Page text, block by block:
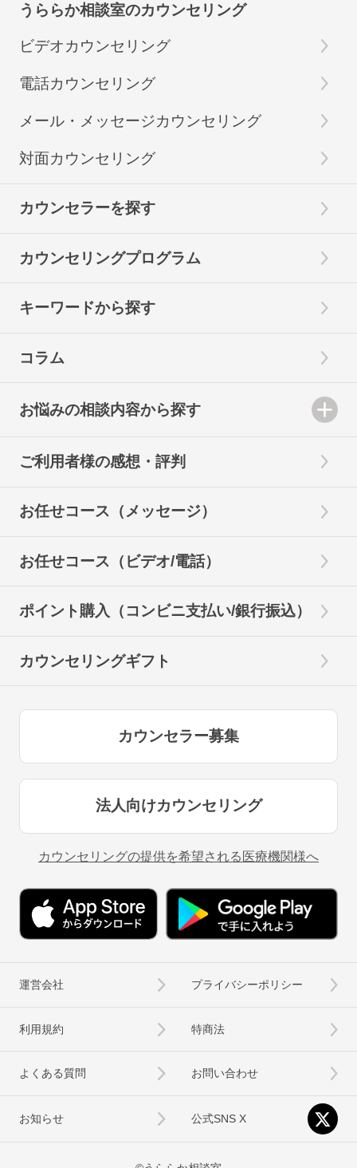
うららか相談室のカウンセリング
ビデオカウンセリング
電話カウンセリング
メール・メッセージカウンセリング
対面カウンセリング
カウンセラーを探す
カウンセリングプログラム
キーワードから探す
コラム
お悩みの相談内容から探す
ご利用者様の感想・評判
お任せコース（メッセージ）
お任せコース（ビデオ/電話）
ポイント購入（コンビニ支払い/銀行振込）
カウンセリングギフト
カウンセラー募集
法人向けカウンセリング
カウンセリングの提供を希望される医療機関様へ
運営会社 プライバシーポリシー
利用規約 特商法
よくある質問 お問い合わせ
お知らせ 公式SNS X